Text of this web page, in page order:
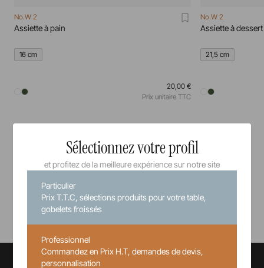
No.W 2
Assiette à pain
16 cm
20,00 €
Prix unitaire TTC
No.W 2
Assiette à dessert
21,5 cm
Voir tous nos produits
Sélectionnez votre profil
et profitez de la meilleure expérience sur notre site
Particulier
Prix T.T.C, sélections produits pour votre table,
gobelets froissés
Professionnel
Commandez en Prix H.T, demandes de devis,
personnalisation